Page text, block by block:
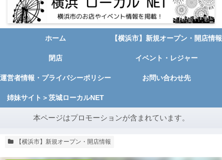
ホーム 【横浜市】新規オープン・開店情報
閉店 イベント・レジャー
運営者情報・プライバシーポリシー お問い合わせ先
姉妹サイト＞茨城ローカルNET
本ページはプロモーションが含まれています。
【横浜市】新規オープン・開店情報